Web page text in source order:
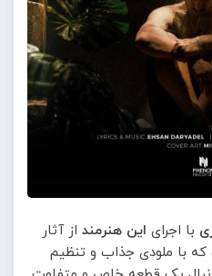
با اجرای این هنرمند از آثار
با ملودی جذاب و تنظیم